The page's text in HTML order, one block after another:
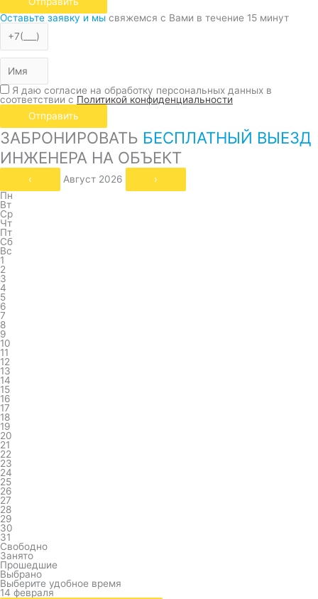
Оставьте заявку и мы свяжемся с Вами в течение 15 минут
Я даю согласие на обработку персональных данных в
соответствии с Политикой конфиденциальности
Отправить
ЗАБРОНИРОВАТЬ БЕСПЛАТНЫЙ ВЫЕЗД
ИНЖЕНЕРА НА ОБЪЕКТ
‹ Август 2026
›
Пн
Вт
Ср
Чт
Пт
Сб
Вс
1
2
3
4
5
6
7
8
9
10
11
12
13
14
15
16
17
18
19
20
21
22
23
24
25
26
27
28
29
30
31
Свободно
Занято
Прошедшие
Выбрано
Выберите удобное время
14 февраля